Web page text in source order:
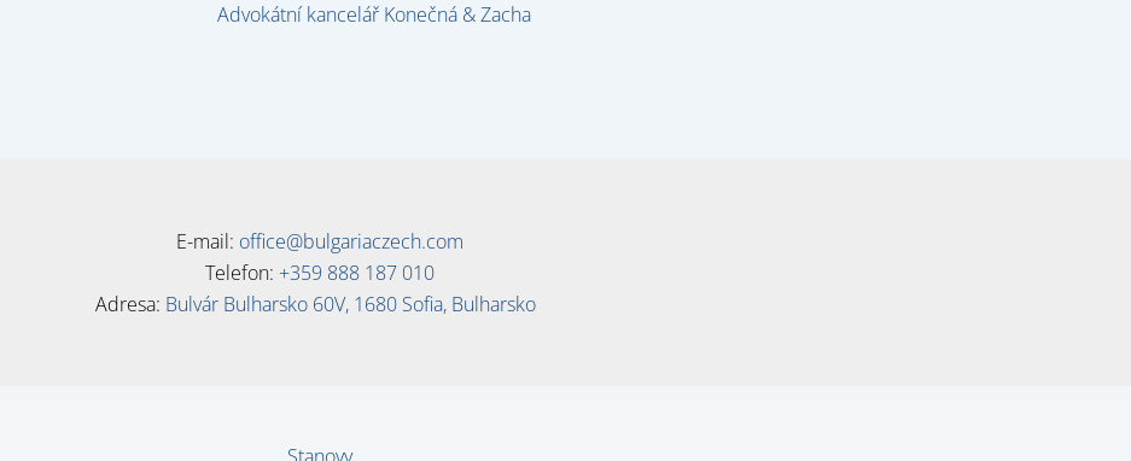
Advokátní kancelář Konečná & Zacha
E-mail: office@bulgariaczech.com
Telefon: +359 888 187 010
Adresa: Bulvár Bulharsko 60V, 1680 Sofia, Bulharsko